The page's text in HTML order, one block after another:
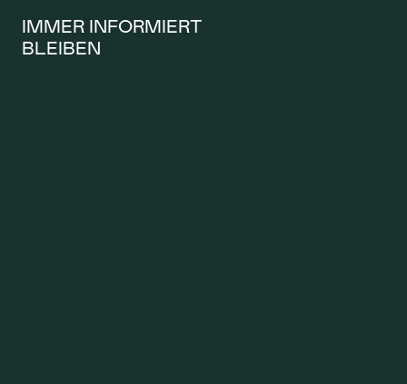
medizinischen Bereich – strengen
gesetzlichen und qualitativen Vorgaben.
IMMER INFORMIERT
BLEIBEN